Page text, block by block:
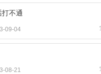
不通
09-04
08-21